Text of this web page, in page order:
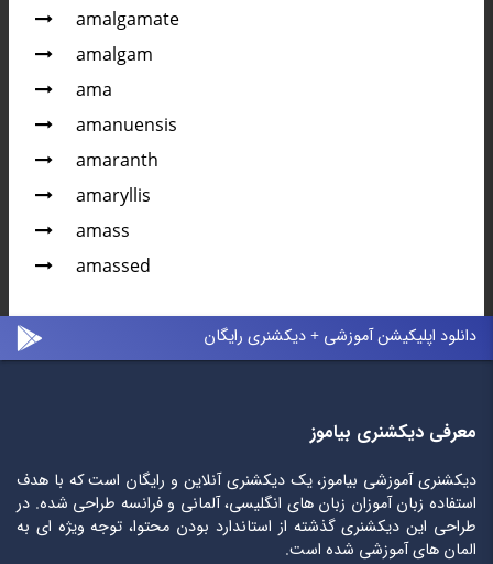
amalgamate
amalgam
ama
amanuensis
amaranth
amaryllis
amass
amassed
دانلود اپلیکیشن آموزشی + دیکشنری رایگان
معرفی دیکشنری بیاموز
دیکشنری آموزشی بیاموز، یک دیکشنری آنلاین و رایگان است که با هدف
استفاده زبان آموزان زبان های انگلیسی، آلمانی و فرانسه طراحی شده. در
طراحی این دیکشنری گذشته از استاندارد بودن محتوا، توجه ویژه ای به
المان های آموزشی شده است.